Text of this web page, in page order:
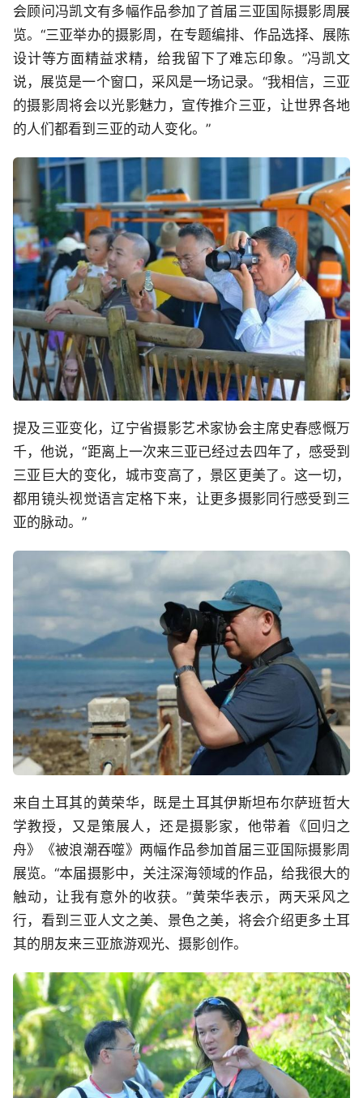
会顾问冯凯文有多幅作品参加了首届三亚国际摄影周展
览。“三亚举办的摄影周，在专题编排、作品选择、展陈
设计等方面精益求精，给我留下了难忘印象。”冯凯文
说，展览是一个窗口，采风是一场记录。“我相信，三亚
的摄影周将会以光影魅力，宣传推介三亚，让世界各地
的人们都看到三亚的动人变化。”
提及三亚变化，辽宁省摄影艺术家协会主席史春感慨万
千，他说，“距离上一次来三亚已经过去四年了，感受到
三亚巨大的变化，城市变高了，景区更美了。这一切，
都用镜头视觉语言定格下来，让更多摄影同行感受到三
亚的脉动。”
来自土耳其的黄荣华，既是土耳其伊斯坦布尔萨班哲大
学教授，又是策展人，还是摄影家，他带着《回归之
舟》《被浪潮吞噬》两幅作品参加首届三亚国际摄影周
展览。“本届摄影中，关注深海领域的作品，给我很大的
触动，让我有意外的收获。”黄荣华表示，两天采风之
行，看到三亚人文之美、景色之美，将会介绍更多土耳
其的朋友来三亚旅游观光、摄影创作。